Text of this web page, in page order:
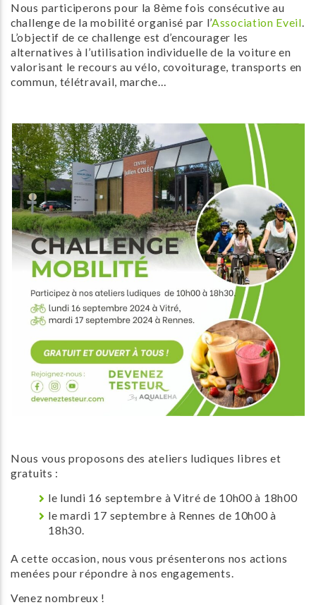
Nous participerons pour la 8ème fois consécutive au
challenge de la mobilité organisé par l’Association Eveil.
L’objectif de ce challenge est d’encourager les
alternatives à l’utilisation individuelle de la voiture en
valorisant le recours au vélo, covoiturage, transports en
commun, télétravail, marche…
Nous vous proposons des ateliers ludiques libres et
gratuits :
le lundi 16 septembre à Vitré de 10h00 à 18h00
le mardi 17 septembre à Rennes de 10h00 à
18h30.
A cette occasion, nous vous présenterons nos actions
menées pour répondre à nos engagements.
Venez nombreux !